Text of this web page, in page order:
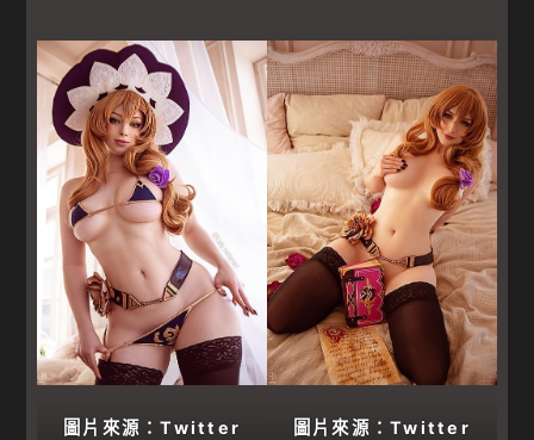
圖片來源：Twitter
圖片來源：Twitter